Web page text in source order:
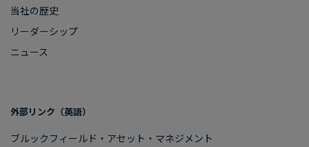
当社の​歴史
リーダーシップ
ニュース
外部リンク​（英語）
ブルックフィールド・アセット・マネジメント